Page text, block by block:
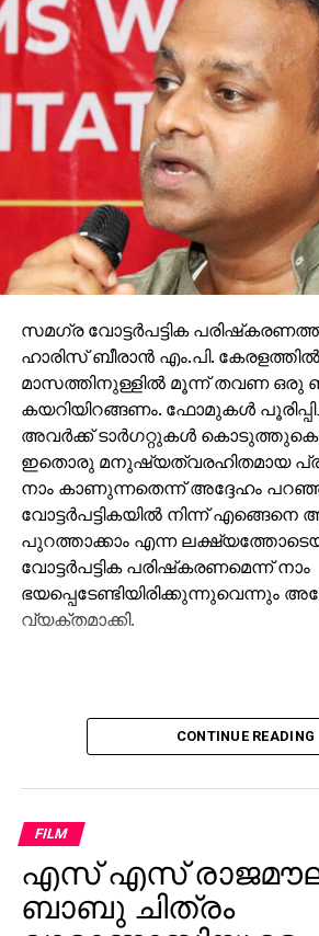
സമഗ്ര വോട്ടര്‍പട്ടിക
ഹാരിസ് ബീരാന്‍ എം.പി.
മാസത്തിനുള്ളില്‍ മൂന്ന് തവണ ഒരു
കയറിയിറങ്ങണം. ഫോമുകള്‍
അവര്‍ക്ക് ടാര്‍ഗറ്റുകള്‍
ഇതൊരു മനുഷ്യത്വരഹിതമായ
നാം കാണുന്നതെന്ന് അദ്ദേഹം
വോട്ടര്‍പട്ടികയില്‍ നിന്ന്
പുറത്താക്കാം എന്ന
വോട്ടര്‍പട്ടിക പരിഷ്‌കരണമെന്ന് നാം
ഭയപ്പെടേണ്ടിയിരിക്കുന്നുവെന്നും
വ്യക്തമാക്കി.
എസ് എസ്
ബാബു ചിത്രം
വാരാണാസിയുടെ
ബ്രഹ്മാണ്ഡ
പ്രേക്ഷകരിലേക്ക്